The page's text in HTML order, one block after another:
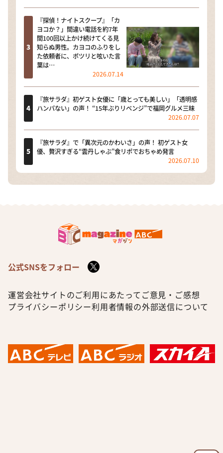
『探偵！ナイトスクープ』「カ
ヨコか？」間違い電話を約7年
間100回以上かけ続けてくる見
知らぬ男性。カヨコのふりをし
た依頼者に、ポツリと呟いた言
葉は…
2026.07.14
『旅サラダ』初ゲスト女優に「歳とっても美しい」「透明感
ハンパない」の声！ “15年ぶりリベンジ”で福岡グルメ三昧
2026.07.07
『旅サラダ』で「異次元のかわいさ」の声！ 初ゲスト女
優、贅沢すぎる“雲丹しゃぶ”食リポでおちゃめ発言
2026.07.10
公式SNSをフォロー
運営会社サイトのご利用にあたって ご意見・ご感想
プライバシーポリシー利用者情報の外部送信について